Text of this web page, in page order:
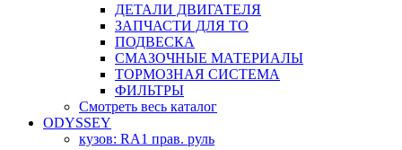
ДЕТАЛИ ДВИГАТЕЛЯ
ЗАПЧАСТИ ДЛЯ ТО
ПОДВЕСКА
СМАЗОЧНЫЕ МАТЕРИАЛЫ
ТОРМОЗНАЯ СИСТЕМА
ФИЛЬТРЫ
Смотреть весь каталог
ODYSSEY
кузов: RA1 прав. руль